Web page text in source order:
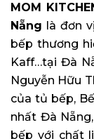
MOM
Nẵng là đơn
bếp thương
Kaff…tại Đà
Nguyễn Hữu
của tủ bếp,
nhất Đà
bếp với chất